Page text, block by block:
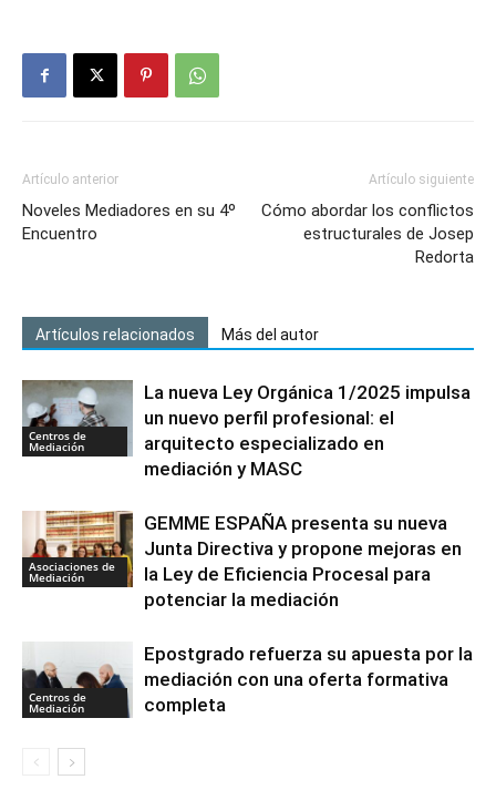
Artículo anterior
Noveles Mediadores en su 4º
Encuentro
Artículo siguiente
Cómo abordar los conflictos
estructurales de Josep
Redorta
Artículos relacionados Más del autor
Centros de
Mediación
La nueva Ley Orgánica 1/2025 impulsa
un nuevo perfil profesional: el
arquitecto especializado en
mediación y MASC
Asociaciones de
Mediación
GEMME ESPAÑA presenta su nueva
Junta Directiva y propone mejoras en
la Ley de Eficiencia Procesal para
potenciar la mediación
Centros de
Mediación
Epostgrado refuerza su apuesta por la
mediación con una oferta formativa
completa